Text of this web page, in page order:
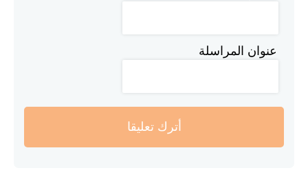
عنوان المراسلة
أترك تعليقا